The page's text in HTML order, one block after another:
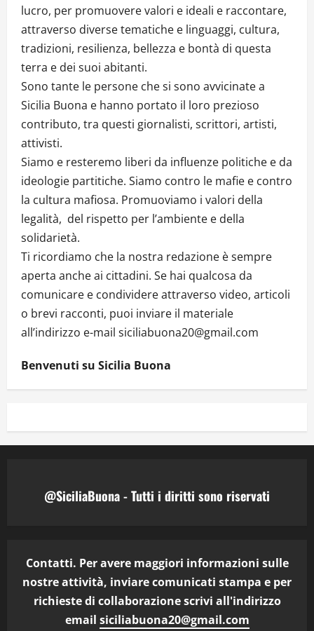
lucro, per promuovere valori e ideali e raccontare,
attraverso diverse tematiche e linguaggi, cultura,
tradizioni, resilienza, bellezza e bontà di questa
terra e dei suoi abitanti.
Sono tante le persone che si sono avvicinate a
Sicilia Buona e hanno portato il loro prezioso
contributo, tra questi giornalisti, scrittori, artisti,
attivisti.
Siamo e resteremo liberi da influenze politiche e da
ideologie partitiche. Siamo contro le mafie e contro
la cultura mafiosa. Promuoviamo i valori della
legalità, del rispetto per l’ambiente e della
solidarietà.
Ti ricordiamo che la nostra redazione è sempre
aperta anche ai cittadini. Se hai qualcosa da
comunicare e condividere attraverso video, articoli
o brevi racconti, puoi inviare il materiale
all’indirizzo e-mail siciliabuona20@gmail.com
Benvenuti su Sicilia Buona
@SiciliaBuona - Tutti i diritti sono riservati
Contatti. Per avere maggiori informazioni sulle
nostre attività, inviare comunicati stampa e per
richieste di collaborazione scrivi all'indirizzo
email siciliabuona20@gmail.com